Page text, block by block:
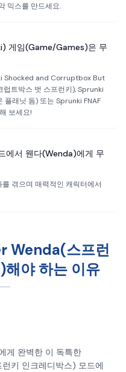
믹스를 만드세요.
게임(Game/Games)은 무
Shocked and Corruptbox But
트박스 벗 스프런키), Sprunki
플래닛 돔) 또는 Sprunki FNAF
보세요!
에서 웬다(Wenda)에게 무
겪으며 매력적인 캐릭터에서
Wenda(스프런
야 하는 이유
게 완벽한 이 독특한
키 인크레디박스) 모드에